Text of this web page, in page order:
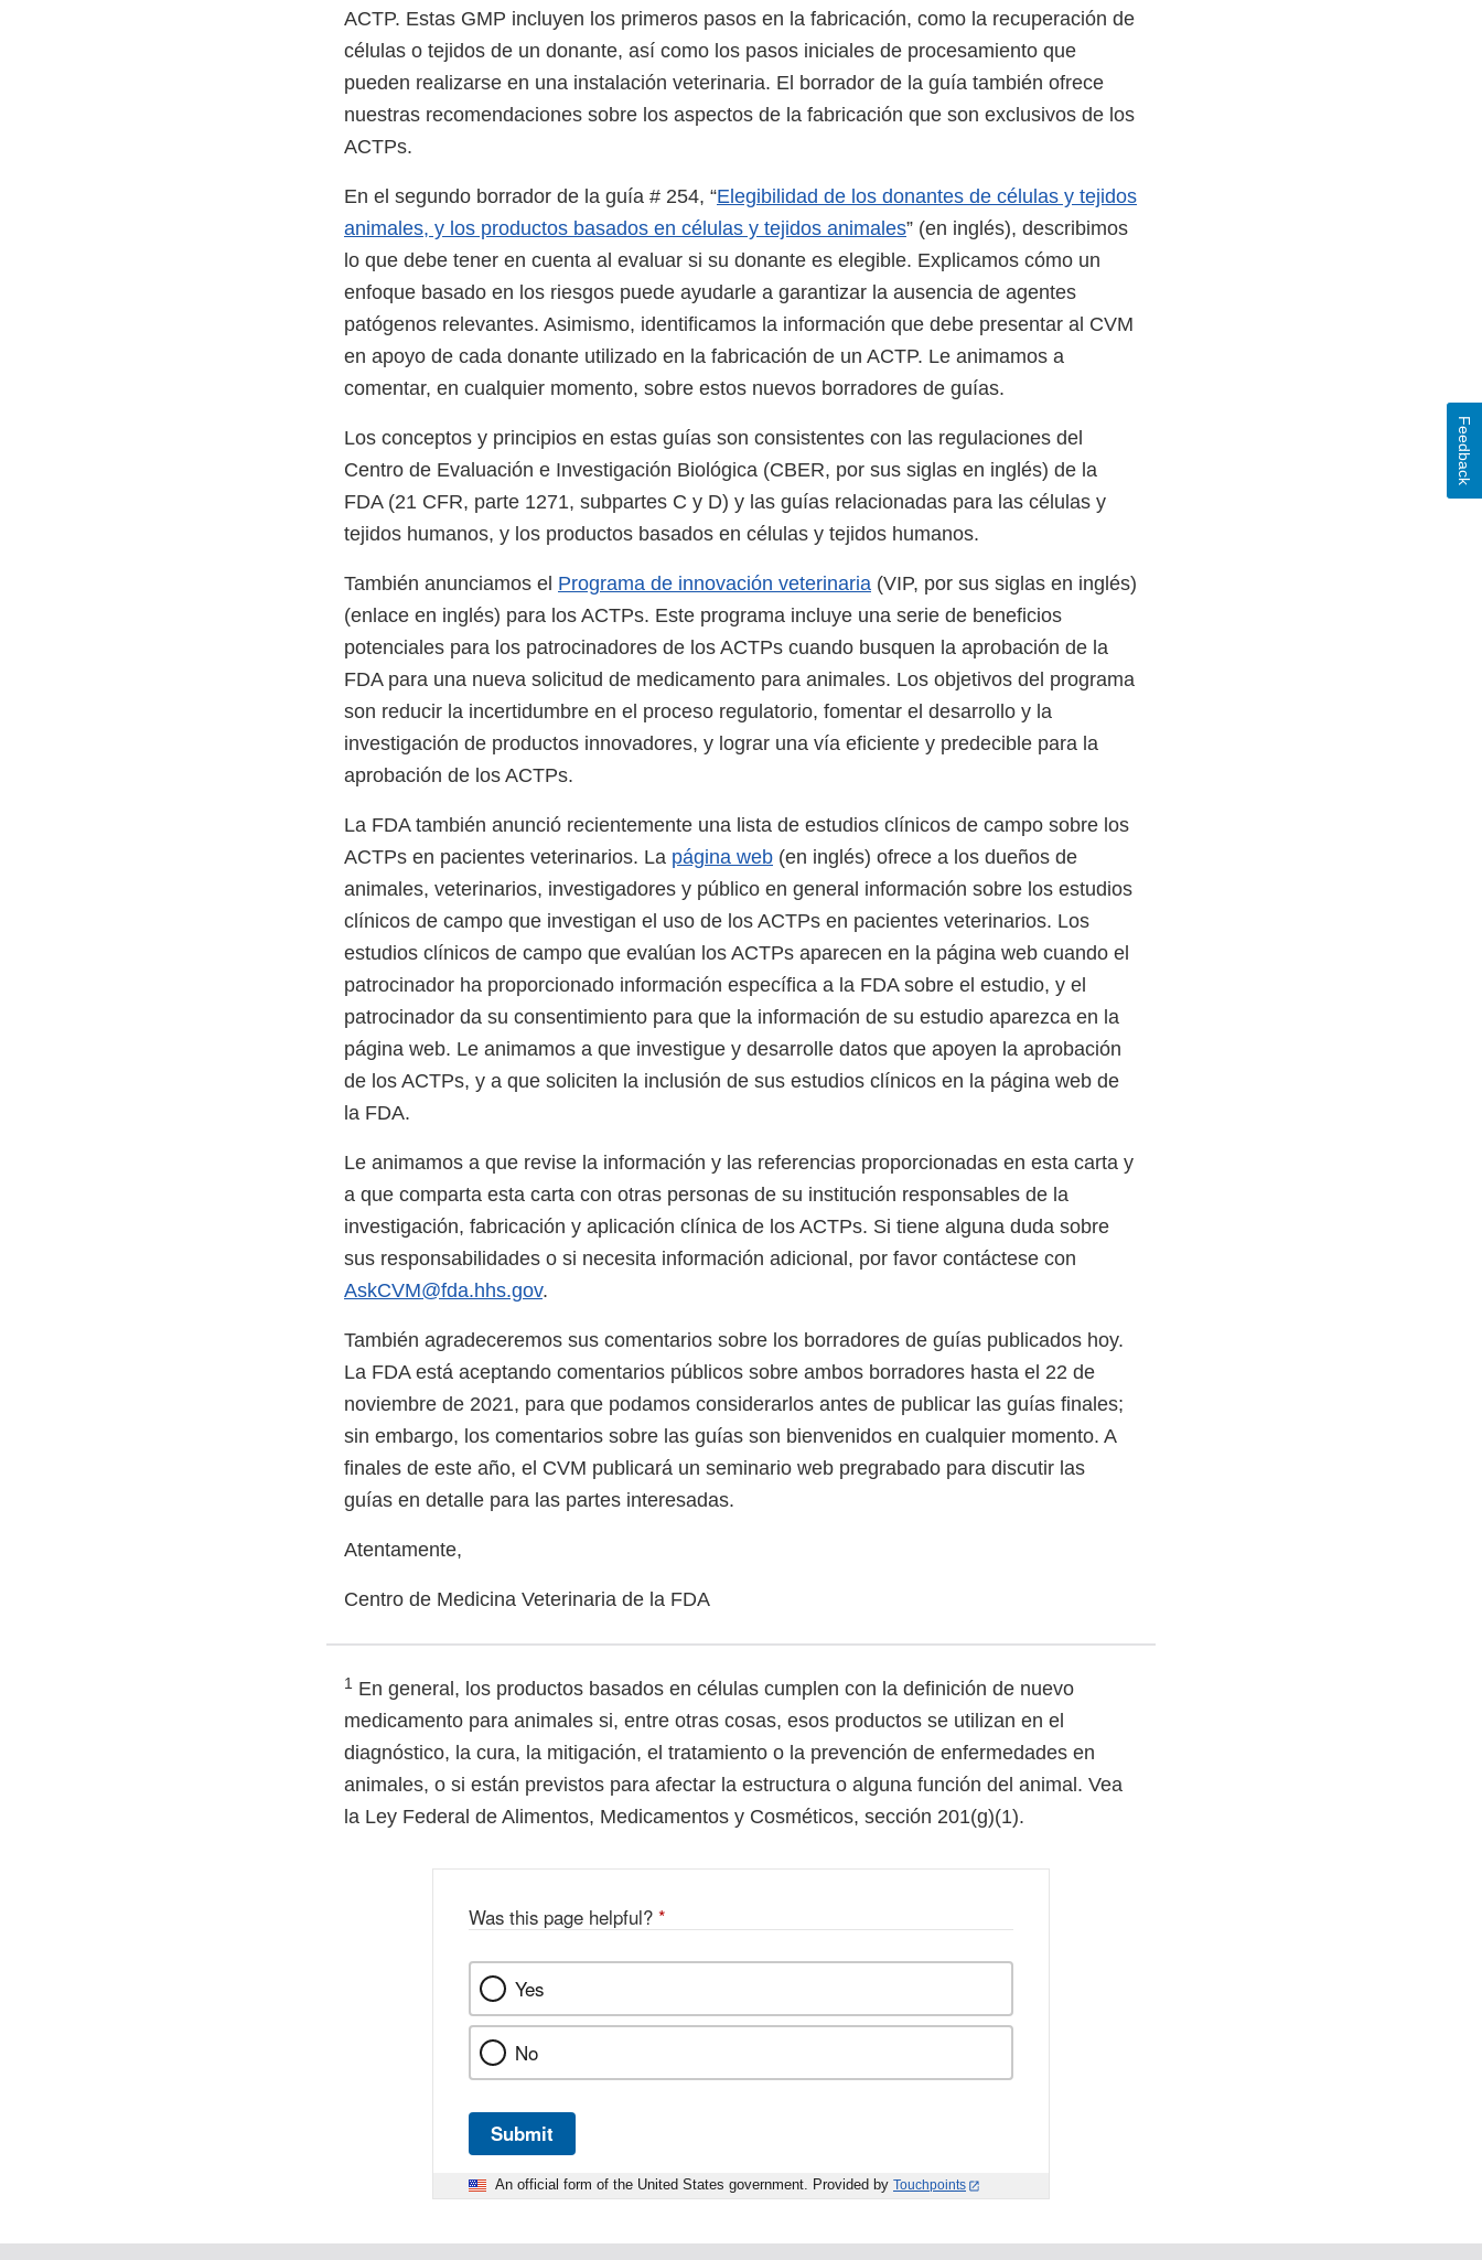
ACTP. Estas GMP incluyen los primeros pasos en la fabricación, como la recuperación de
células o tejidos de un donante, así como los pasos iniciales de procesamiento que
pueden realizarse en una instalación veterinaria. El borrador de la guía también ofrece
nuestras recomendaciones sobre los aspectos de la fabricación que son exclusivos de los
ACTPs.
En el segundo borrador de la guía # 254, “Elegibilidad de los donantes de células y tejidos
animales, y los productos basados en células y tejidos animales” (en inglés), describimos
lo que debe tener en cuenta al evaluar si su donante es elegible. Explicamos cómo un
enfoque basado en los riesgos puede ayudarle a garantizar la ausencia de agentes
patógenos relevantes. Asimismo, identificamos la información que debe presentar al CVM
en apoyo de cada donante utilizado en la fabricación de un ACTP. Le animamos a
comentar, en cualquier momento, sobre estos nuevos borradores de guías.
Los conceptos y principios en estas guías son consistentes con las regulaciones del
Centro de Evaluación e Investigación Biológica (CBER, por sus siglas en inglés) de la
FDA (21 CFR, parte 1271, subpartes C y D) y las guías relacionadas para las células y
tejidos humanos, y los productos basados en células y tejidos humanos.
También anunciamos el Programa de innovación veterinaria (VIP, por sus siglas en inglés)
(enlace en inglés) para los ACTPs. Este programa incluye una serie de beneficios
potenciales para los patrocinadores de los ACTPs cuando busquen la aprobación de la
FDA para una nueva solicitud de medicamento para animales. Los objetivos del programa
son reducir la incertidumbre en el proceso regulatorio, fomentar el desarrollo y la
investigación de productos innovadores, y lograr una vía eficiente y predecible para la
aprobación de los ACTPs.
La FDA también anunció recientemente una lista de estudios clínicos de campo sobre los
ACTPs en pacientes veterinarios. La página web (en inglés) ofrece a los dueños de
animales, veterinarios, investigadores y público en general información sobre los estudios
clínicos de campo que investigan el uso de los ACTPs en pacientes veterinarios. Los
estudios clínicos de campo que evalúan los ACTPs aparecen en la página web cuando el
patrocinador ha proporcionado información específica a la FDA sobre el estudio, y el
patrocinador da su consentimiento para que la información de su estudio aparezca en la
página web. Le animamos a que investigue y desarrolle datos que apoyen la aprobación
de los ACTPs, y a que soliciten la inclusión de sus estudios clínicos en la página web de
la FDA.
Le animamos a que revise la información y las referencias proporcionadas en esta carta y
a que comparta esta carta con otras personas de su institución responsables de la
investigación, fabricación y aplicación clínica de los ACTPs. Si tiene alguna duda sobre
sus responsabilidades o si necesita información adicional, por favor contáctese con
AskCVM@fda.hhs.gov.
También agradeceremos sus comentarios sobre los borradores de guías publicados hoy.
La FDA está aceptando comentarios públicos sobre ambos borradores hasta el 22 de
noviembre de 2021, para que podamos considerarlos antes de publicar las guías finales;
sin embargo, los comentarios sobre las guías son bienvenidos en cualquier momento. A
finales de este año, el CVM publicará un seminario web pregrabado para discutir las
guías en detalle para las partes interesadas.
Atentamente,
Centro de Medicina Veterinaria de la FDA
1 En general, los productos basados en células cumplen con la definición de nuevo
medicamento para animales si, entre otras cosas, esos productos se utilizan en el
diagnóstico, la cura, la mitigación, el tratamiento o la prevención de enfermedades en
animales, o si están previstos para afectar la estructura o alguna función del animal. Vea
la Ley Federal de Alimentos, Medicamentos y Cosméticos, sección 201(g)(1).
Was this page helpful? *
Yes
No
Submit
An official form of the United States government. Provided by Touchpoints
Feedback